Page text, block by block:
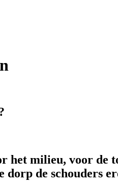
het milieu, voor de
de schouders